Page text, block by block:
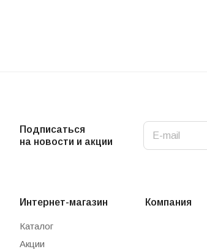
Подписаться
на новости и акции
Интернет-магазин
Каталог
Акции
Компания